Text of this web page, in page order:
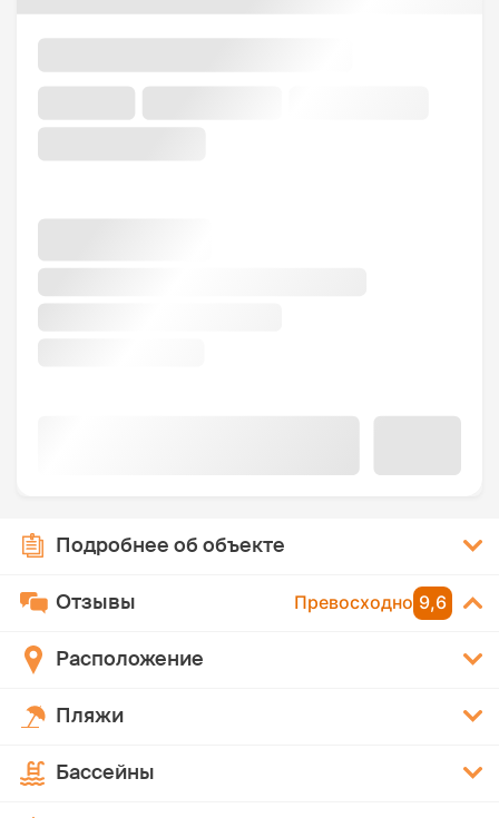
Подробнее об объекте
Отзывы Превосходно 9,6
Расположение
Пляжи
Бассейны